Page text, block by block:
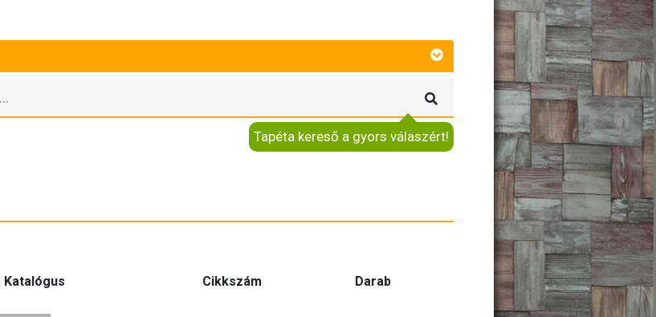
Tapéta kereső a gyors válaszért!
Katalógus Cikkszám Darab